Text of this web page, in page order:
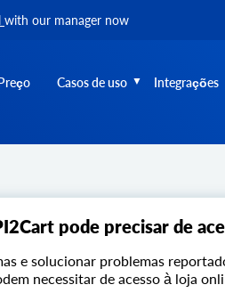
with our manager now
Casos de uso Integrações
pode precisar de
e solucionar problemas
necessitar de acesso à loja